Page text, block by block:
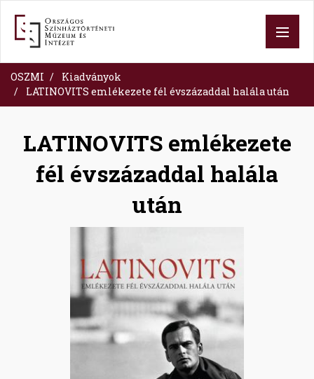
tartalomra
OSZMI
Kiadványok
LATINOVITS emlékezete fél évszázaddal halála után
LATINOVITS emlékezete
fél évszázaddal halála
után